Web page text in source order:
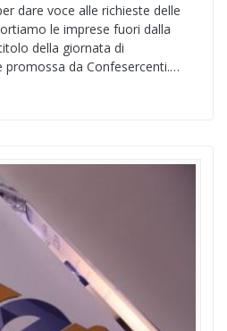
dare voce alle richieste delle
le imprese fuori dalla
della giornata di
promossa da Confesercenti.…